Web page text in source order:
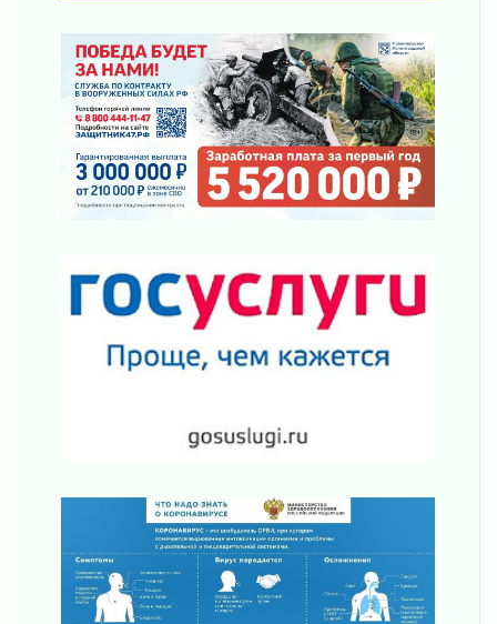
Айда на пляж!
01 августа 2026
Один в поле — не воин
01 августа 2026
Пик топливного кризиса в регионе прошёл
31 июля 2026
О мужестве, долге и стойкости
31 июля 2026
Маршрутами будущего — к заветной цели
31 июля 2026
«Корвет» на страже
31 июля 2026
С рабочим визитом
В Шлиссельбурге прошла акция «Белый
кораблик Памяти»
31 июля 2026
Новые возможности для творчества
31 июля 2026